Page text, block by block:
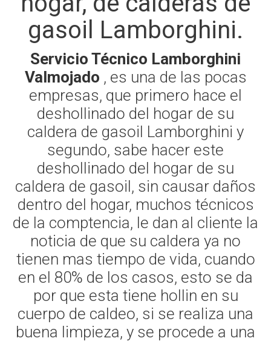
gasoil Lamborghini.
Servicio Técnico Lamborghini
Valmojado , es una de las pocas
empresas, que primero hace el
deshollinado del hogar de su
caldera de gasoil Lamborghini y
segundo, sabe hacer este
deshollinado del hogar de su
caldera de gasoil, sin causar daños
dentro del hogar, muchos técnicos
de la comptencia, le dan al cliente la
noticia de que su caldera ya no
tienen mas tiempo de vida, cuando
en el 80% de los casos, esto se da
por que esta tiene hollin en su
cuerpo de caldeo, si se realiza una
buena limpieza, y se procede a una